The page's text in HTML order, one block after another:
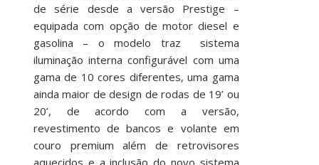
de série desde a versão Prestige –
equipada com opção de motor diesel e
gasolina – o modelo traz sistema
iluminação interna configurável com uma
gama de 10 cores diferentes, uma gama
ainda maior de design de rodas de 19’ ou
20’, de acordo com a versão,
revestimento de bancos e volante em
couro premium além de retrovisores